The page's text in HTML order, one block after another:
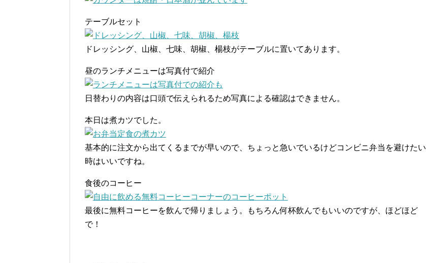
テーブルセット
ドレッシング、山椒、七味、胡椒、楊枝がテーブルに置いてあります。
昼のランチメニューは写真付で紹介
日替わりの内容は口頭で伝えられるため写真による確認はできません。
本日は煮カツでした。
基本的に注文から出てくるまでが早いので、ちょっと急いでいるけどコンビニ弁当を避けたい
時はいいですね。
食後のコーヒー
最後に無料コーヒーを飲んで帰りましょう。もちろん何杯飲んでもいいのですが、ほどほど
で！